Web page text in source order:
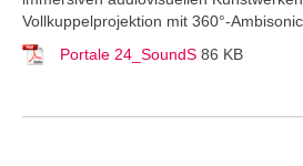
Vollkuppelprojektion mit 360°-
Portale 24_SoundS 86 KB